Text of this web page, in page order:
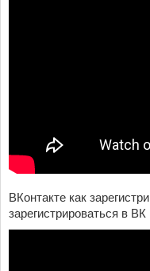
ВКонтакте как
зарегистрироваться в